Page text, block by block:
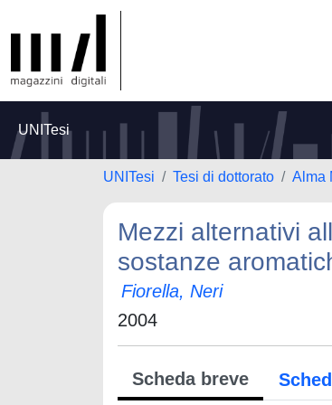
UNITesi
UNITesi Tesi di dottorato Alma
Mezzi alternativi
sostanze
Fiorella, Neri
2004
Scheda breve